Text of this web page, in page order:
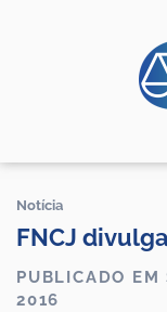
Notícia
FNCJ
PUBLICADO
2016